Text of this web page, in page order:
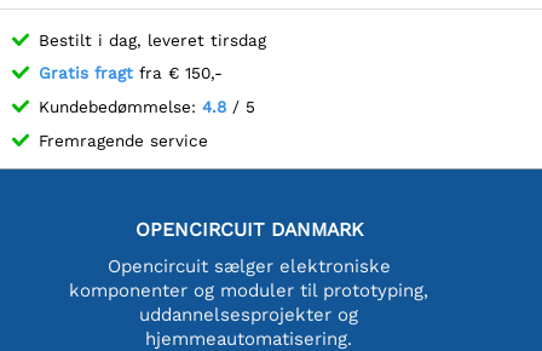
Bestilt i dag, leveret tirsdag
Gratis fragt fra € 150,-
Kundebedømmelse: 4.8 / 5
Fremragende service
OPENCIRCUIT DANMARK
Opencircuit sælger elektroniske
komponenter og moduler til prototyping,
uddannelsesprojekter og
hjemmeautomatisering.